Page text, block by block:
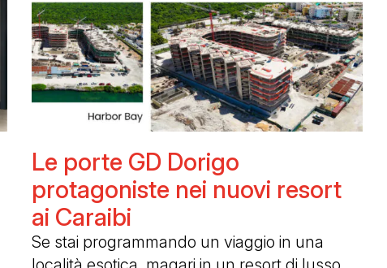
Le porte GD Dorigo
protagoniste nei nuovi resort
ai Caraibi
Se stai programmando un viaggio in una